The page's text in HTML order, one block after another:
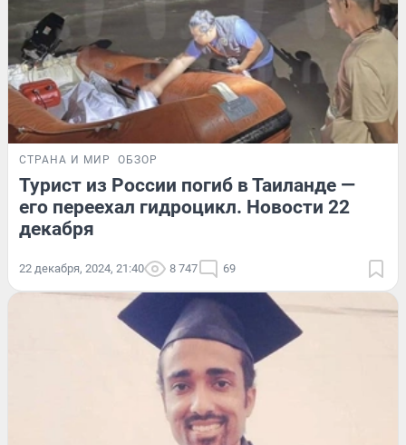
СТРАНА И МИР ОБЗОР
Турист из России погиб в Таиланде —
его переехал гидроцикл. Новости 22
декабря
22 декабря, 2024, 21:40 8 747 69